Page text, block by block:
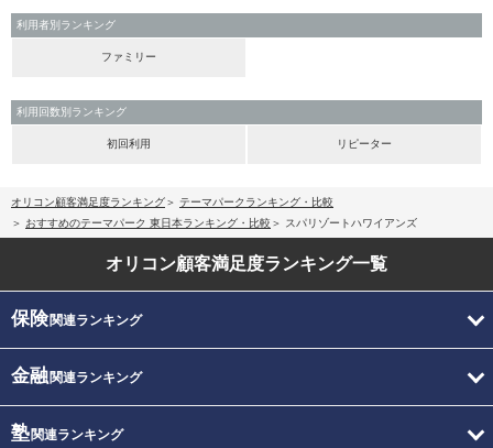
利用者別ランキング
ファミリー
利用回数別ランキング
初回利用 リピーター
オリコン顧客満足度ランキング
テーマパークランキング・比較
おすすめのテーマパーク 東日本ランキング・比較
スパリゾートハワイアンズ
オリコン顧客満足度ランキング一覧
保険関連ランキング
金融関連ランキング
塾関連ランキング